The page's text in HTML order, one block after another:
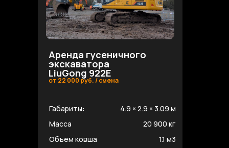
Аренда гусеничного
экскаватора
LiuGong 922E
от 22 000 руб. / смена
Габариты:
4.9 × 2.9 × 3.09 м
Масса
20 900 кг
Объем ковша
1.1 м3